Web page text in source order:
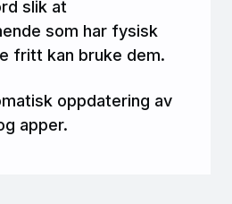
slik at
som har fysisk
fritt kan bruke dem.
oppdatering av
apper.